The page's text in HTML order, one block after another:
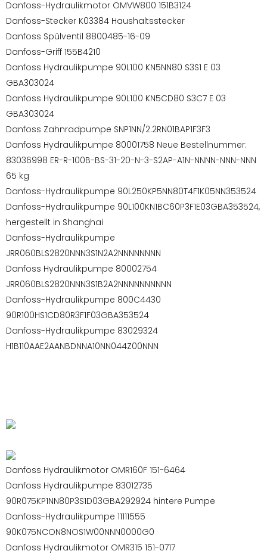
Danfoss-Hydraulikmotor OMVW800 151B3124
Danfoss-Stecker K03384 Haushaltsstecker
Danfoss Spülventil 8800485-16-09
Danfoss-Griff 155B4210
Danfoss Hydraulikpumpe 90L100 KN5NN80 S3S1 E 03
GBA303024
Danfoss Hydraulikpumpe 90L100 KN5CD80 S3C7 E 03
GBA303024
Danfoss Zahnradpumpe SNP1NN/2.2RN01BAP1F3F3
Danfoss Hydraulikpumpe 80001758 Neue Bestellnummer:
83036998 ER-R-100B-BS-31-20-N-3-S2AP-A1N-NNNN-NNN-NNN
65 kg
Danfoss-Hydraulikpumpe 90L250KP5NN80T4F1K05NN353524
Danfoss-Hydraulikpumpe 90L100KN1BC60P3F1E03GBA353524,
hergestellt in Shanghai
Danfoss-Hydraulikpumpe
JRR060BLS2820NNN3S1N2A2NNNNNNNN
Danfoss Hydraulikpumpe 80002754
JRR060BLS2820NNN3S1B2A2NNNNNNNNNN
Danfoss-Hydraulikpumpe 800C4430
90R100HS1CD80R3F1F03GBA353524
Danfoss-Hydraulikpumpe 83029324
H1B110AAE2AANBDNNA10NN044Z00NNN
Danfoss Hydraulikmotor OMR160F 151-6464
Danfoss Hydraulikpumpe 83012735
90R075KP1NN80P3S1D03GBA292924 hintere Pumpe
Danfoss-Hydraulikpumpe 11111555
90K075NCON8NOS1W00NNN0000G0
Danfoss Hydraulikmotor OMR315 151-0717